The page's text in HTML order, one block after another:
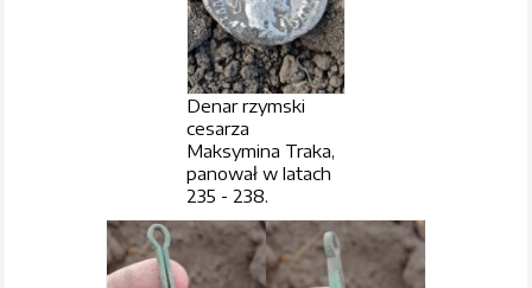
Denar rzymski
cesarza
Maksymina Traka,
panował w latach
235 - 238.